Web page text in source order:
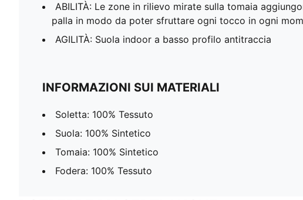
ABILITÀ: Le zone in rilievo mirate sulla tomaia
palla in modo da poter sfruttare ogni tocco in ogni
AGILITÀ: Suola indoor a basso profilo antitraccia
INFORMAZIONI SUI MATERIALI
Soletta: 100% Tessuto
Suola: 100% Sintetico
Tomaia: 100% Sintetico
Fodera: 100% Tessuto